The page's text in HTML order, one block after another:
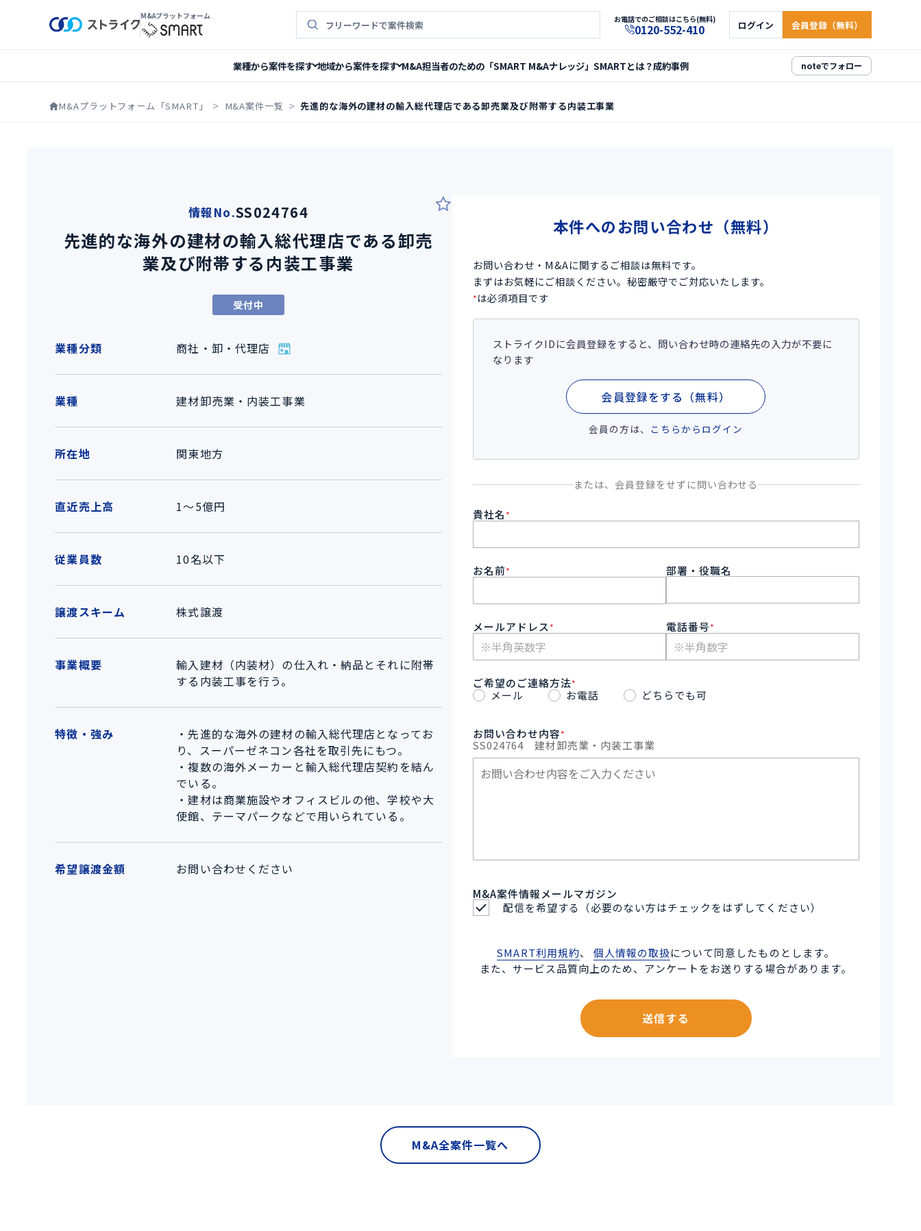
M&Aプラットフォーム 案件検索 お電話でのご相談はこちら(無料)
0120-552-410 ログイン 会員登録（無料）
業種から案件を探す 地域から案件を探す M&A担当者のための「SMART M&Aナレッジ」 SMARTとは？成約事例 noteでフォロー
M&Aプラットフォーム「SMART」 M&A案件一覧 先進的な海外の建材の輸入総代理店である卸売業及び附帯する内装工事業
情報No.SS024764
先進的な海外の建材の輸入総代理店である卸売
業及び附帯する内装工事業
受付中
業種分類 商社・卸・代理店
業種 建材卸売業・内装工事業
所在地 関東地方
直近売上高 1～5億円
従業員数 10名以下
譲渡スキーム 株式譲渡
事業概要
輸入建材（内装材）の仕入れ・納品とそれに附帯
する内装工事を行う。
特徴・強み
・先進的な海外の建材の輸入総代理店となってお
り、スーパーゼネコン各社を取引先にもつ。
・複数の海外メーカーと輸入総代理店契約を結ん
でいる。
・建材は商業施設やオフィスビルの他、学校や大
使館、テーマパークなどで用いられている。
希望譲渡金額 お問い合わせください
本件へのお問い合わせ（無料）
お問い合わせ・M&Aに関するご相談は無料です。
まずはお気軽にご相談ください。秘密厳守でご対応いたします。
*は必須項目です
ストライクIDに会員登録をすると、問い合わせ時の連絡先の入力が不要に
なります
会員登録をする（無料）
会員の方は、 こちらからログイン
または、会員登録をせずに問い合わせる
貴社名 *
お名前* 部署・役職名
メールアドレス * 電話番号*
ご希望のご連絡方法*
メール お電話 どちらでも可
お問い合わせ内容*
SS024764 建材卸売業・内装工事業
M&A案件情報メールマガジン
配信を希望する（必要のない方はチェックをはずしてください）
SMART利用規約、 個人情報の取扱について同意したものとします。
また、サービス品質向上のため、アンケートをお送りする場合があります。
送信する
M&A全案件一覧へ